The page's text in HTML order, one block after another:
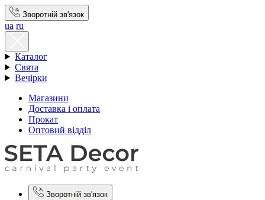
Зворотній зв'язок
ua ru
Каталог
Свята
Вечірки
Магазини
Доставка і оплата
Прокат
Оптовий відділ
Зворотній зв'язок